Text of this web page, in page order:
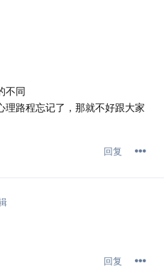
不同
路程忘记了，那就不好跟大家
回复
回复